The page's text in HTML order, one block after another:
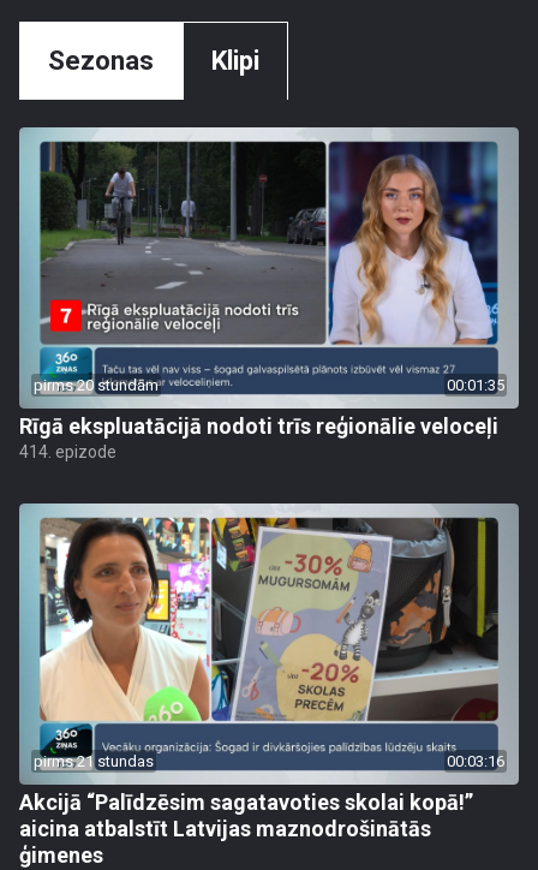
Sezonas Klipi
pirms 20 stundām 00:01:35
Rīgā ekspluatācijā nodoti trīs reģionālie veloceļi
414. epizode
pirms 21 stundas 00:03:16
Akcijā “Palīdzēsim sagatavoties skolai kopā!”
aicina atbalstīt Latvijas maznodrošinātās
ģimenes